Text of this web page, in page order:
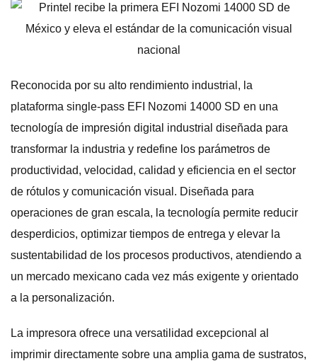
Reconocida por su alto rendimiento industrial, la
plataforma single-pass EFI Nozomi 14000 SD en una
tecnología de impresión digital industrial diseñada para
transformar la industria y redefine los parámetros de
productividad, velocidad, calidad y eficiencia en el sector
de rótulos y comunicación visual. Diseñada para
operaciones de gran escala, la tecnología permite reducir
desperdicios, optimizar tiempos de entrega y elevar la
sustentabilidad de los procesos productivos, atendiendo a
un mercado mexicano cada vez más exigente y orientado
a la personalización.
La impresora ofrece una versatilidad excepcional al
imprimir directamente sobre una amplia gama de sustratos,